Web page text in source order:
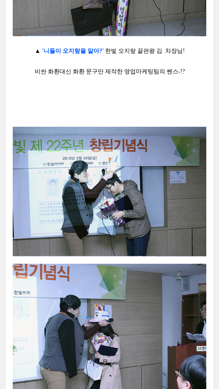
▲ '니들이 오지랖을 알아?'한빛 오지랖 끝판왕 김 차장님!
비싼 화환대신 화환 문구만 제작한 영업마케팅팀의 쎈스-!?